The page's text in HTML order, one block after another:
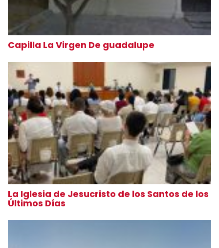
Capilla La Virgen De guadalupe
La Iglesia de Jesucristo de los Santos de los
Últimos Días